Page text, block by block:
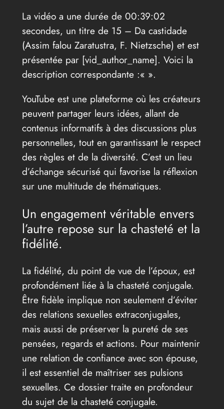
La vidéo a une durée de 00:39:02
secondes, un titre de 15 – Da castidade
(Assim falou Zaratustra, F. Nietzsche) et est
présentée par [vid_author_name]. Voici la
description correspondante :« ».
YouTube est une plateforme où les créateurs
peuvent partager leurs idées, allant de
contenus informatifs à des discussions plus
personnelles, tout en garantissant le respect
des règles et de la diversité. C’est un lieu
d’échange sécurisé qui favorise la réflexion
sur une multitude de thématiques.
Un engagement véritable envers
l’autre repose sur la chasteté et la
fidélité.
La fidélité, du point de vue de l’époux, est
profondément liée à la chasteté conjugale.
Être fidèle implique non seulement d’éviter
des relations sexuelles extraconjugales,
mais aussi de préserver la pureté de ses
pensées, regards et actions. Pour maintenir
une relation de confiance avec son épouse,
il est essentiel de maîtriser ses pulsions
sexuelles. Ce dossier traite en profondeur
du sujet de la chasteté conjugale.